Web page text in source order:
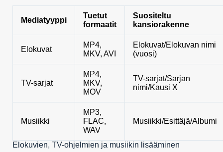
Mediatyyppi
Tuetut
formaatit
Suositeltu
kansiorakenne
Elokuvat
MP4,
MKV, AVI
Elokuvat/Elokuvan nimi
(vuosi)
TV-sarjat
MP4,
MKV,
MOV
TV-sarjat/Sarjan
nimi/Kausi X
Musiikki
MP3,
FLAC,
WAV
Musiikki/Esittäjä/Albumi
Elokuvien, TV-ohjelmien ja musiikin lisääminen